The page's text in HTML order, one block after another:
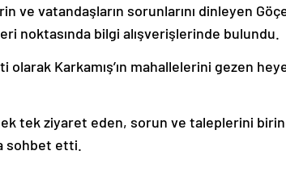
ve vatandaşların sorunlarını dinleyen
noktasında bilgi alışverişlerinde bulundu.
olarak Karkamış’ın mahallelerini gezen
tek ziyaret eden, sorun ve taleplerini
sohbet etti.